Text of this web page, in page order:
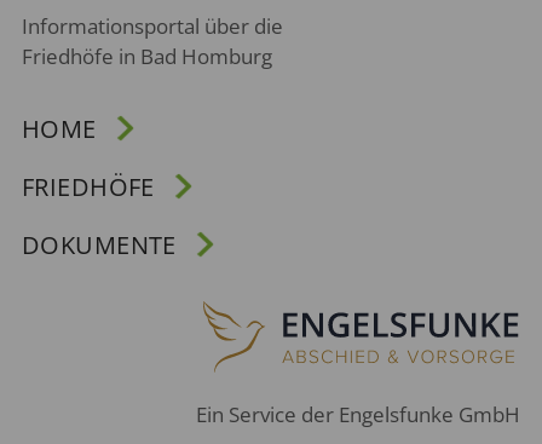
Informationsportal über die
Friedhöfe in Bad Homburg
HOME
FRIEDHÖFE
DOKUMENTE
Ein Service der Engelsfunke GmbH